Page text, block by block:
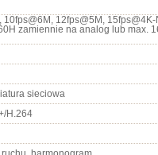
10fps@6M, 12fps@5M,
zamiennie na analog lub max.
sieciowa
H.264